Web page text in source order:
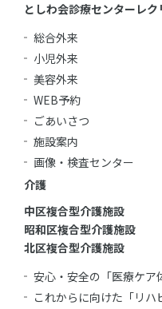
としわ会診療センターレク
総合外来
小児外来
美容外来
WEB予約
ごあいさつ
施設案内
画像・検査センター
介護
中区複合型介護施設
昭和区複合型介護施設
北区複合型介護施設
安心・安全の「医療ケア
これからに向けた「リハ